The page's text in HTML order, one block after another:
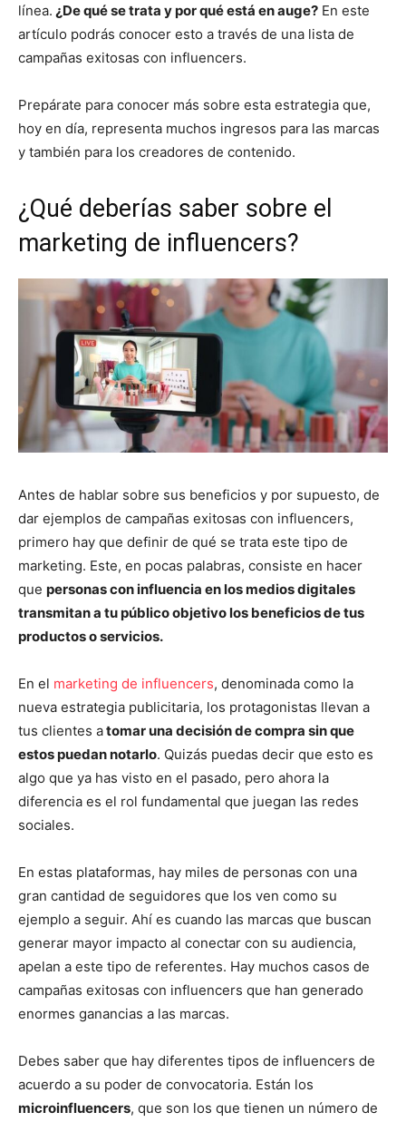
línea. ¿De qué se trata y por qué está en auge? En este
artículo podrás conocer esto a través de una lista de
campañas exitosas con influencers.
Prepárate para conocer más sobre esta estrategia que,
hoy en día, representa muchos ingresos para las marcas
y también para los creadores de contenido.
¿Qué deberías saber sobre el
marketing de influencers?
Antes de hablar sobre sus beneficios y por supuesto, de
dar ejemplos de campañas exitosas con influencers,
primero hay que definir de qué se trata este tipo de
marketing. Este, en pocas palabras, consiste en hacer
que personas con influencia en los medios digitales
transmitan a tu público objetivo los beneficios de tus
productos o servicios.
En el marketing de influencers, denominada como la
nueva estrategia publicitaria, los protagonistas llevan a
tus clientes atomar una decisión de compra sin que
estos puedan notarlo. Quizás puedas decir que esto es
algo que ya has visto en el pasado, pero ahora la
diferencia es el rol fundamental que juegan las redes
sociales.
En estas plataformas, hay miles de personas con una
gran cantidad de seguidores que los ven como su
ejemplo a seguir. Ahí es cuando las marcas que buscan
generar mayor impacto al conectar con su audiencia,
apelan a este tipo de referentes. Hay muchos casos de
campañas exitosas con influencers que han generado
enormes ganancias a las marcas.
Debes saber que hay diferentes tipos de influencers de
acuerdo a su poder de convocatoria. Están los
microinfluencers, que son los que tienen un número de